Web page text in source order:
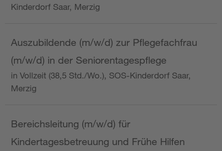
Kinderdorf Saar, Merzig
Auszubildende (m/w/d) zur Pflegefachfrau
(m/w/d) in der Seniorentagespflege
in Vollzeit (38,5 Std./Wo.), SOS-Kinderdorf Saar,
Merzig
Bereichsleitung (m/w/d) für
Kindertagesbetreuung und Frühe Hilfen